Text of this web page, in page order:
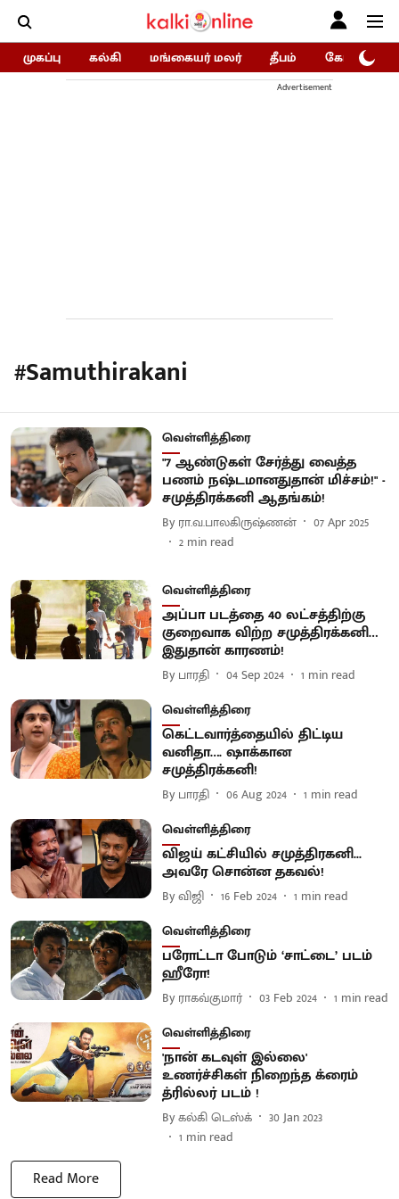
முகப்பு கல்கி மங்கையர் மலர் தீபம் கோகுலம்/
Advertisement
#Samuthirakani
வெள்ளித்திரை
"7 ஆண்டுகள் சேர்த்து வைத்த
பணம் நஷ்டமானதுதான் மிச்சம்!" -
சமுத்திரக்கனி ஆதங்கம்!
By ரா.வ.பாலகிருஷ்ணன்
07 Apr 2025
2 min read
வெள்ளித்திரை
அப்பா படத்தை 40 லட்சத்திற்கு
குறைவாக விற்ற சமுத்திரக்கனி…
இதுதான் காரணம்!
By பாரதி 04 Sep 2024 1 min read
வெள்ளித்திரை
கெட்டவார்த்தையில் திட்டிய
வனிதா…. ஷாக்கான
சமுத்திரக்கனி!
By பாரதி 06 Aug 2024 1 min read
வெள்ளித்திரை
விஜய் கட்சியில் சமுத்திரகனி...
அவரே சொன்ன தகவல்!
Byவிஜி 16 Feb 2024 1 min read
வெள்ளித்திரை
பரோட்டா போடும் ‘சாட்டை’ படம்
ஹீரோ!
By ராகவ்குமார் 03 Feb 2024 1 min read
வெள்ளித்திரை
'நான் கடவுள் இல்லை'
உணர்ச்சிகள் நிறைந்த க்ரைம்
த்ரில்லர் படம் !
Byகல்கி டெஸ்க்
30 Jan 2023
1 min read
Read More